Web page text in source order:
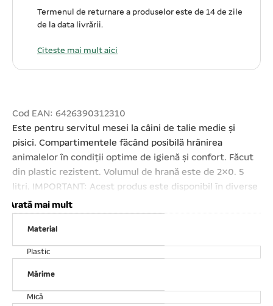
Termenul de returnare a produselor este de 14 de zile
de la data livrării.
Citeste mai mult aici
Cod EAN: 6426390312310
Este pentru servitul mesei la câini de talie medie și
pisici. Compartimentele făcând posibilă hrănirea
animalelor în condiții optime de igienă și confort. Făcut
din plastic rezistent. Volumul de hrană este de 2×0. 5
litri. IMPORTANT: Acest produs este disponibil în diverse
culori, așadar nu putem garanta livrarea unei anumite
culori.
Arată mai mult
Material
Plastic
Mărime
Mică